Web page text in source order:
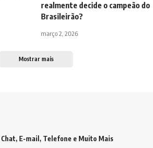
realmente decide o campeão do
Brasileirão?
março 2, 2026
Mostrar mais
E-mail, Telefone e Muito Mais